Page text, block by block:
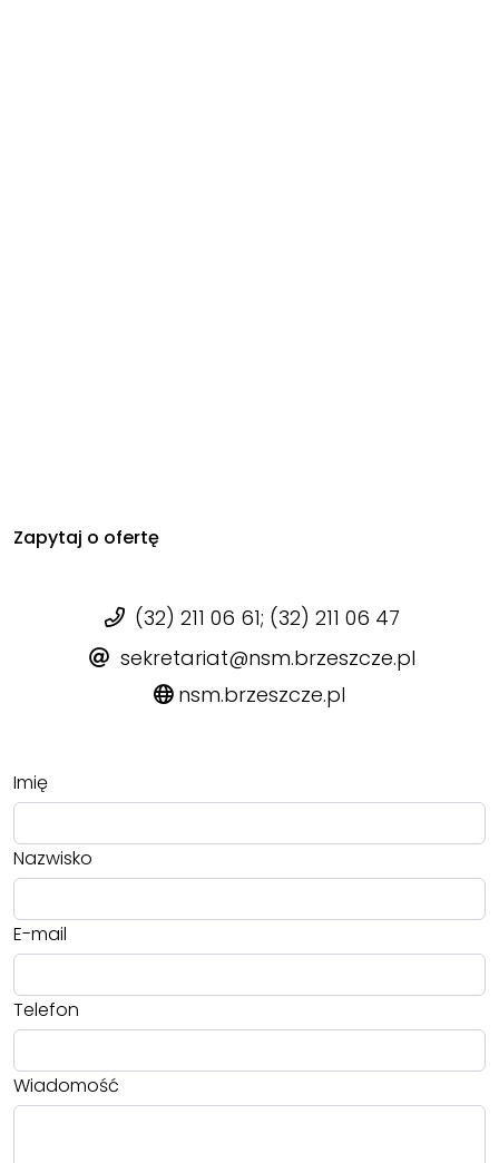
Zapytaj o ofertę
(32) 211 06 61; (32) 211 06 47
sekretariat@nsm.brzeszcze.pl
nsm.brzeszcze.pl
Imię
Nazwisko
E-mail
Telefon
Wiadomość